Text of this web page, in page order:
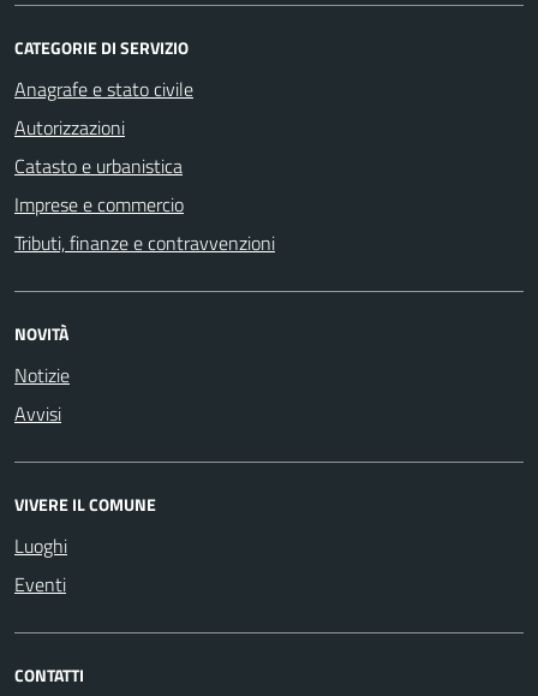
CATEGORIE DI SERVIZIO
Anagrafe e stato civile
Autorizzazioni
Catasto e urbanistica
Imprese e commercio
Tributi, finanze e contravvenzioni
NOVITÀ
Notizie
Avvisi
VIVERE IL COMUNE
Luoghi
Eventi
CONTATTI